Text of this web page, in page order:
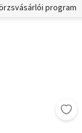
program